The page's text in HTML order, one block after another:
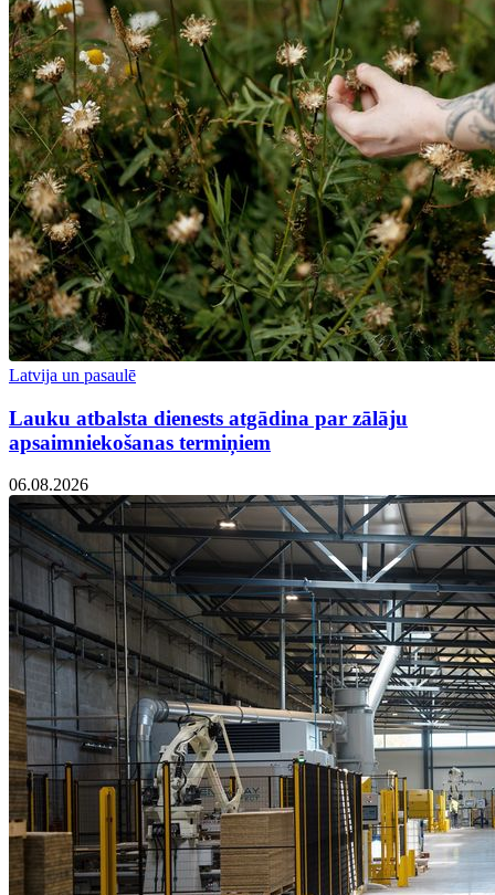
Latvija un pasaulē
Lauku atbalsta dienests atgādina par zālāju
apsaimniekošanas termiņiem
06.08.2026